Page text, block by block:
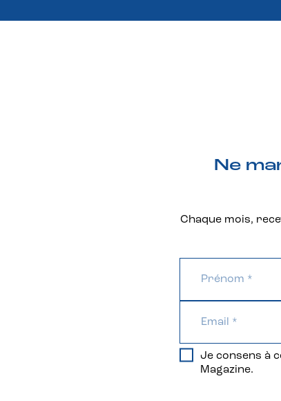
Ne
Chaque mois,
Je consens à
Magazine.